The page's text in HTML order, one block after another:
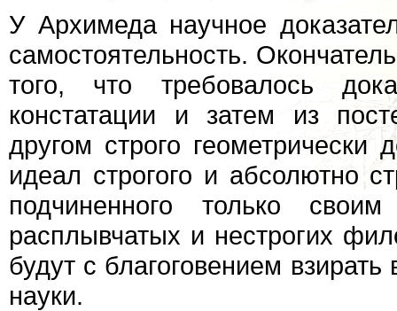
У Архимеда научное
самостоятельность.
того, что требовалось
констатации и затем из
другом строго
идеал строгого и абсолютно
подчиненного только
расплывчатых и нестрогих
будут с благоговением
науки.